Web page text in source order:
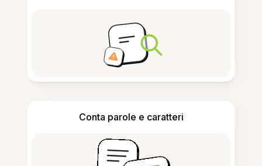
Conta parole e caratteri